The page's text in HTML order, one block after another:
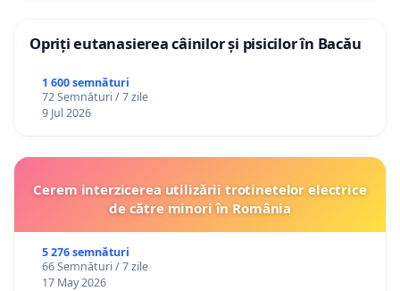
Opriți eutanasierea câinilor și pisicilor în Bacău
1 600 semnături
72 Semnături / 7 zile
9 Jul 2026
Cerem interzicerea utilizării trotinetelor electrice
de către minori în România
5 276 semnături
66 Semnături / 7 zile
17 May 2026